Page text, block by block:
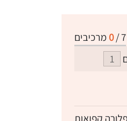
7
/
0 מרכיבים
קפואות